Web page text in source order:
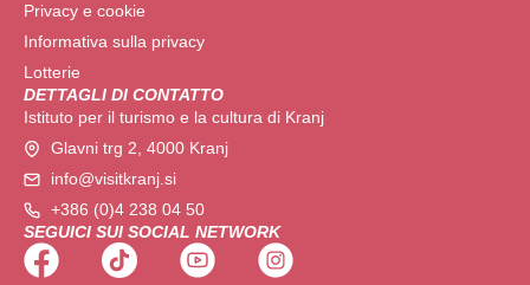
Privacy e cookie
Informativa sulla privacy
Lotterie
DETTAGLI DI CONTATTO
Istituto per il turismo e la cultura di Kranj
Glavni trg 2, 4000 Kranj
info@visitkranj.si
+386 (0)4 238 04 50
SEGUICI SUI SOCIAL NETWORK